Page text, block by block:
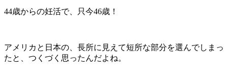
44歳からの妊活で、只今46歳！
アメリカと日本の、長所に見えて短所な部分を選んでしまっ
たと、つくづく思ったんだよね。